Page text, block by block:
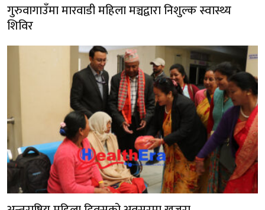
गुरुवागाउँमा मारवाडी महिला मञ्चद्वारा निशुल्क स्वास्थ्य
शिविर